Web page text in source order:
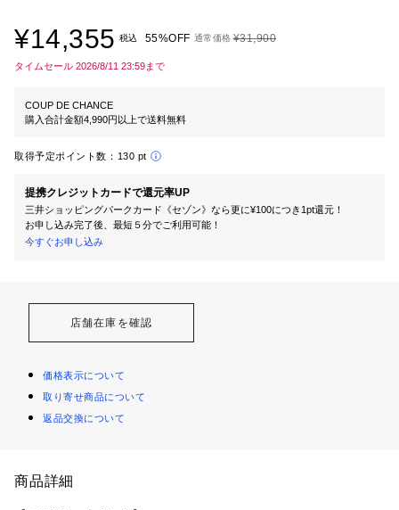
¥14,355 税込 55%OFF 通常価格 ¥31,900
タイムセール 2026/8/11 23:59まで
COUP DE CHANCE
購入合計金額4,990円以上で送料無料
取得予定ポイント数： 130 pt
提携クレジットカードで還元率UP
三井ショッピングパークカード《セゾン》なら更に¥100につき1pt還元！
お申し込み完了後、最短５分でご利用可能！
今すぐお申し込み
店舗在庫を確認
価格表示について
取り寄せ商品について
返品交換について
商品詳細